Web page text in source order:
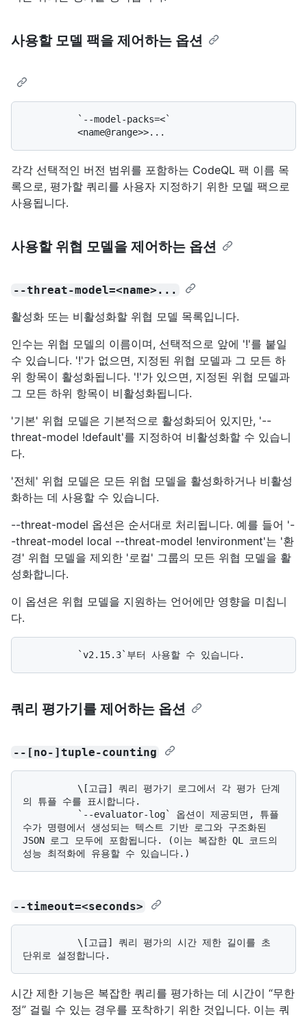
사용할 모델 팩을 제어하는 옵션
각각 선택적인 버전 범위를 포함하는 CodeQL 팩 이름 목
록으로, 평가할 쿼리를 사용자 지정하기 위한 모델 팩으로
사용됩니다.
사용할 위협 모델을 제어하는 옵션
--threat-model=<name>...
활성화 또는 비활성화할 위협 모델 목록입니다.
인수는 위협 모델의 이름이며, 선택적으로 앞에 '!'를 붙일
수 있습니다. '!'가 없으면, 지정된 위협 모델과 그 모든 하
위 항목이 활성화됩니다. '!'가 있으면, 지정된 위협 모델과
그 모든 하위 항목이 비활성화됩니다.
'기본' 위협 모델은 기본적으로 활성화되어 있지만, '--
threat-model !default'를 지정하여 비활성화할 수 있습니
다.
'전체' 위협 모델은 모든 위협 모델을 활성화하거나 비활성
화하는 데 사용할 수 있습니다.
--threat-model 옵션은 순서대로 처리됩니다. 예를 들어 '-
-threat-model local --threat-model !environment'는 '환
경' 위협 모델을 제외한 '로컬' 그룹의 모든 위협 모델을 활
성화합니다.
이 옵션은 위협 모델을 지원하는 언어에만 영향을 미칩니
다.
쿼리 평가기를 제어하는 옵션
--[no-]tuple-counting
의 튜플 수를 표시합니다.
수가 명령에서 생성되는 텍스트 기반 로그와 구조화된
JSON 로그 모두에 포함됩니다. (이는 복잡한 QL 코드의
--timeout=<seconds>
시간 제한 기능은 복잡한 쿼리를 평가하는 데 시간이 “무한
정” 걸릴 수 있는 경우를 포착하기 위한 것입니다. 이는 쿼